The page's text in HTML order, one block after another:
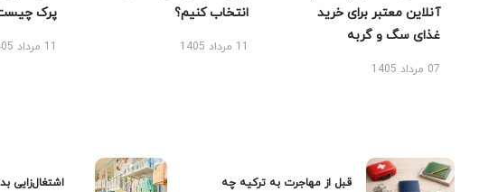
آنلاین معتبر برای خرید
غذای سگ و گربه
07 مرداد 1405
انتخاب کنیم؟
11 مرداد 1405
پرک
11 مرداد 1405
قبل از مهاجرت به ترکیه چه
اشتغال‌زایی